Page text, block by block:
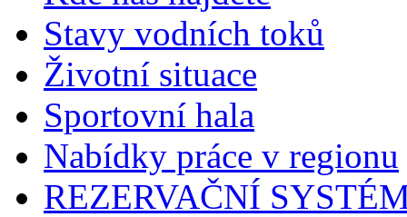
Stavy vodních toků
Životní situace
Sportovní hala
Nabídky práce v regionu
REZERVAČNÍ